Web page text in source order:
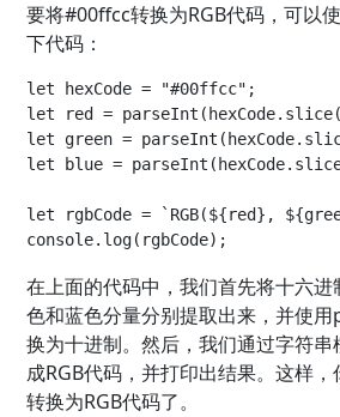
要将#00ffcc转换为RGB代码，可以
下代码：
let hexCode = "#00ffcc";
let red =
let green =
let blue =
let rgbCode = `RGB(${red},
在上面的代码中，我们首先将十六
色和蓝色分量分别提取出来，并使
换为十进制。然后，我们通过字符
成RGB代码，并打印出结果。这样
转换为RGB代码了。